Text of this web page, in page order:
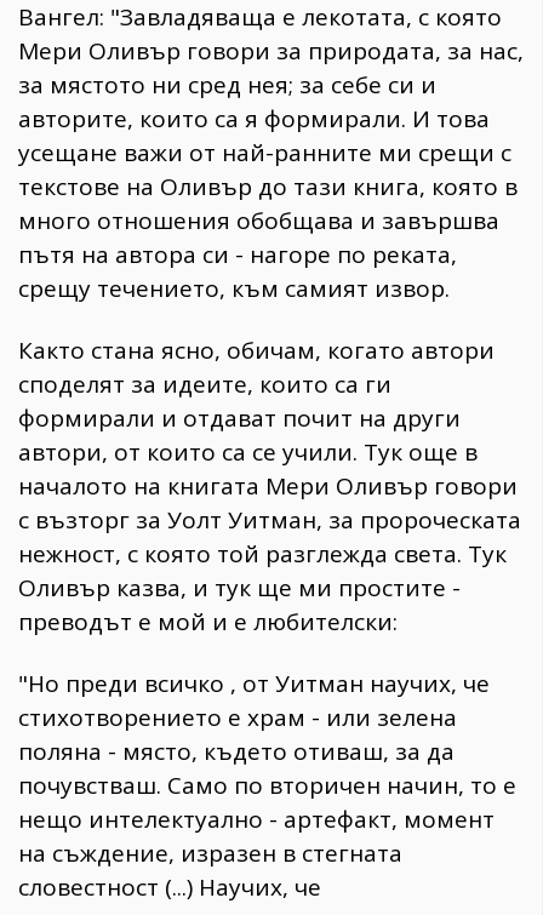
Вангел: "Завладяваща е лекотата, с която
Мери Оливър говори за природата, за нас,
за мястото ни сред нея; за себе си и
авторите, които са я формирали. И това
усещане важи от най-ранните ми срещи с
текстове на Оливър до тази книга, която в
много отношения обобщава и завършва
пътя на автора си - нагоре по реката,
срещу течението, към самият извор.
Както стана ясно, обичам, когато автори
споделят за идеите, които са ги
формирали и отдават почит на други
автори, от които са се учили. Тук още в
началото на книгата Мери Оливър говори
с възторг за Уолт Уитман, за пророческата
нежност, с която той разглежда света. Тук
Оливър казва, и тук ще ми простите -
преводът е мой и е любителски:
"Но преди всичко , от Уитман научих, че
стихотворението е храм - или зелена
поляна - място, където отиваш, за да
почувстваш. Само по вторичен начин, то е
нещо интелектуално - артефакт, момент
на съждение, изразен в стегната
словестност (...) Научих, че